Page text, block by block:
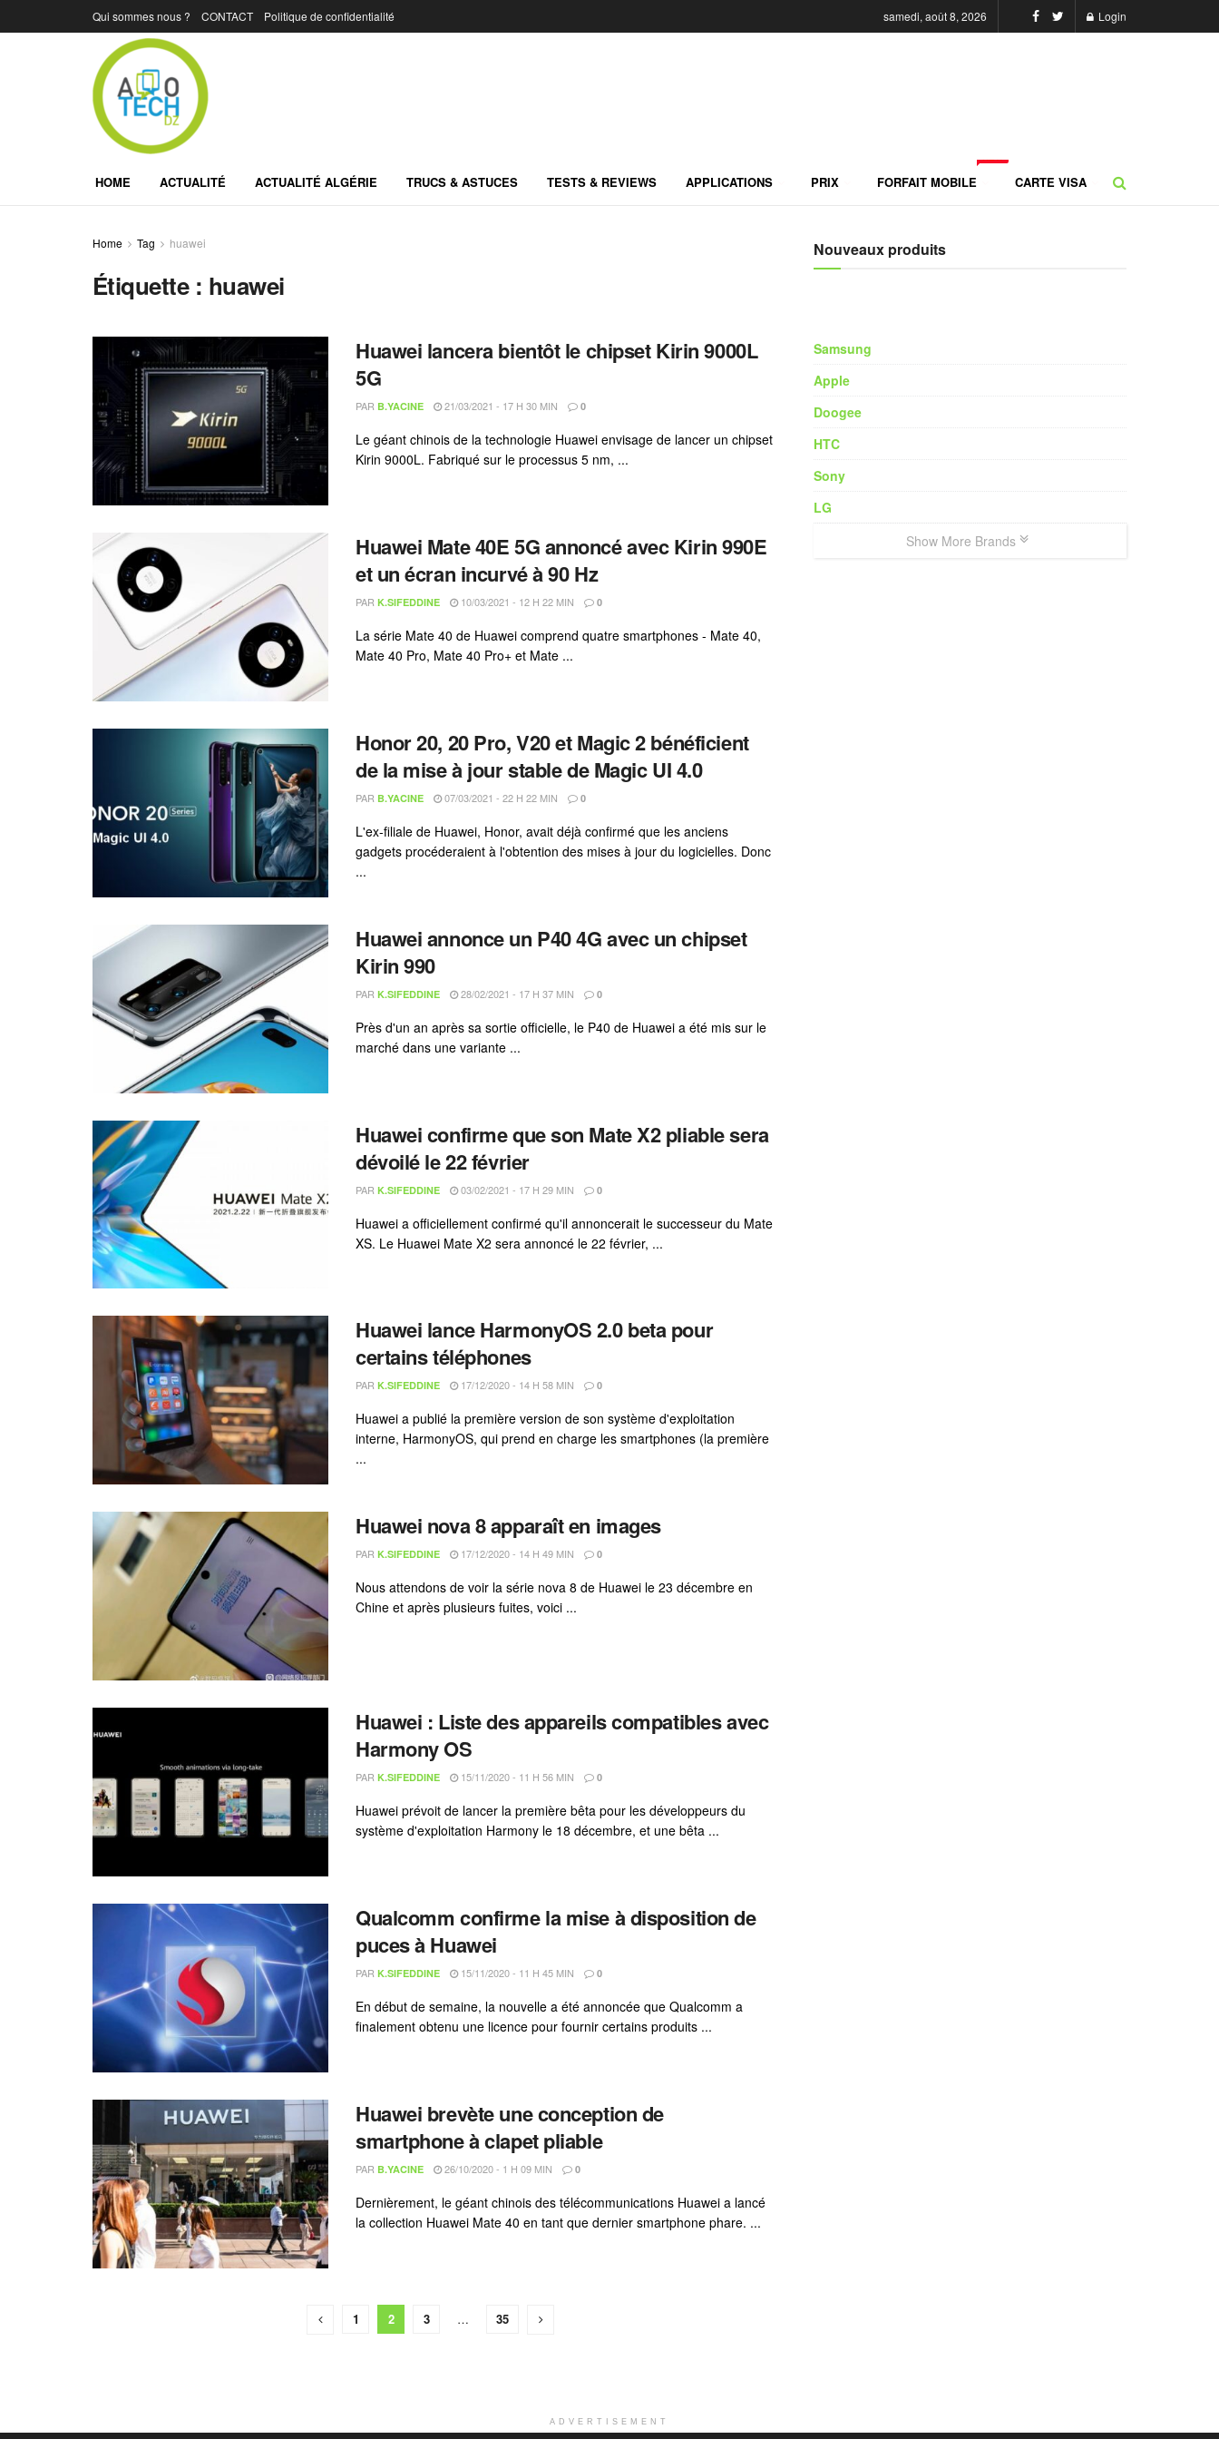
Qui sommes nous ? CONTACT Politique de confidentialité samedi, août 8, 2026 Login
HOME ACTUALITÉ ACTUALITÉ ALGÉRIE TRUCS & ASTUCES TESTS & REVIEWS APPLICATIONS PRIX FORFAIT MOBILE CARTE VISA
Home Tag huawei
Étiquette : huawei
Huawei lancera bientôt le chipset Kirin 9000L
5G
PAR B.YACINE 21/03/2021 - 17 H 30 MIN 0
Le géant chinois de la technologie Huawei envisage de lancer un chipset
Kirin 9000L. Fabriqué sur le processus 5 nm, ...
Huawei Mate 40E 5G annoncé avec Kirin 990E
et un écran incurvé à 90 Hz
PAR K.SIFEDDINE 10/03/2021 - 12 H 22 MIN 0
La série Mate 40 de Huawei comprend quatre smartphones - Mate 40,
Mate 40 Pro, Mate 40 Pro+ et Mate ...
Honor 20, 20 Pro, V20 et Magic 2 bénéficient
de la mise à jour stable de Magic UI 4.0
PAR B.YACINE 07/03/2021 - 22 H 22 MIN 0
L'ex-filiale de Huawei, Honor, avait déjà confirmé que les anciens
gadgets procéderaient à l'obtention des mises à jour du logicielles. Donc
...
Huawei annonce un P40 4G avec un chipset
Kirin 990
PAR K.SIFEDDINE 28/02/2021 - 17 H 37 MIN 0
Près d'un an après sa sortie officielle, le P40 de Huawei a été mis sur le
marché dans une variante ...
Huawei confirme que son Mate X2 pliable sera
dévoilé le 22 février
PAR K.SIFEDDINE 03/02/2021 - 17 H 29 MIN 0
Huawei a officiellement confirmé qu'il annoncerait le successeur du Mate
XS. Le Huawei Mate X2 sera annoncé le 22 février, ...
Huawei lance HarmonyOS 2.0 beta pour
certains téléphones
PAR K.SIFEDDINE 17/12/2020 - 14 H 58 MIN 0
Huawei a publié la première version de son système d'exploitation
interne, HarmonyOS, qui prend en charge les smartphones (la première
...
Huawei nova 8 apparaît en images
PAR K.SIFEDDINE 17/12/2020 - 14 H 49 MIN 0
Nous attendons de voir la série nova 8 de Huawei le 23 décembre en
Chine et après plusieurs fuites, voici ...
Huawei : Liste des appareils compatibles avec
Harmony OS
PAR K.SIFEDDINE 15/11/2020 - 11 H 56 MIN 0
Huawei prévoit de lancer la première bêta pour les développeurs du
système d'exploitation Harmony le 18 décembre, et une bêta ...
Qualcomm confirme la mise à disposition de
puces à Huawei
PAR K.SIFEDDINE 15/11/2020 - 11 H 45 MIN 0
En début de semaine, la nouvelle a été annoncée que Qualcomm a
finalement obtenu une licence pour fournir certains produits ...
Huawei brevète une conception de
smartphone à clapet pliable
PAR B.YACINE 26/10/2020 - 1 H 09 MIN 0
Dernièrement, le géant chinois des télécommunications Huawei a lancé
la collection Huawei Mate 40 en tant que dernier smartphone phare. ...
1 2 3 … 35
Nouveaux produits
Samsung
Apple
Doogee
HTC
Sony
LG
Show More Brands
ADVERTISEMENT